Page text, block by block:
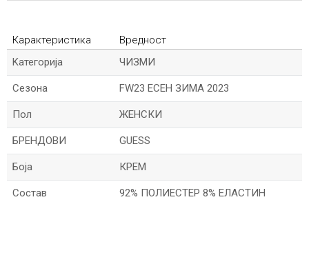
Карактеристика
Вредност
Kатегорија
ЧИЗМИ
Сезона FW23 ЕСЕН ЗИМА 2023
Пол ЖЕНСКИ
БРЕНДОВИ GUESS
Боја КРЕМ
Состав 92% ПОЛИЕСТЕР 8% ЕЛАСТИН